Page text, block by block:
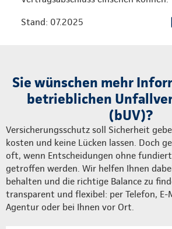
Stand: 07.2025
Sie wünschen mehr
betrieblichen
(bUV)?
Versicherungsschutz soll Sicherheit
kosten und keine Lücken lassen. Doch
oft, wenn Entscheidungen ohne
getroffen werden. Wir helfen Ihnen
behalten und die richtige Balance zu
transparent und flexibel: per Telefon, E-
Agentur oder bei Ihnen vor Ort.